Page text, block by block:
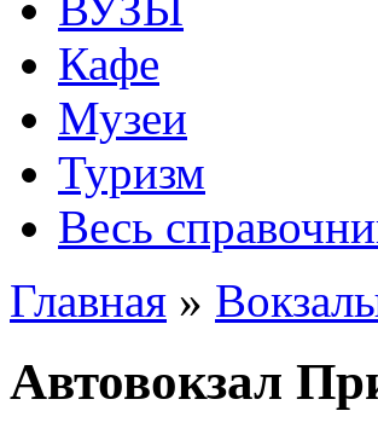
Кафе
Музеи
Туризм
Весь
Главная »
Автовокзал